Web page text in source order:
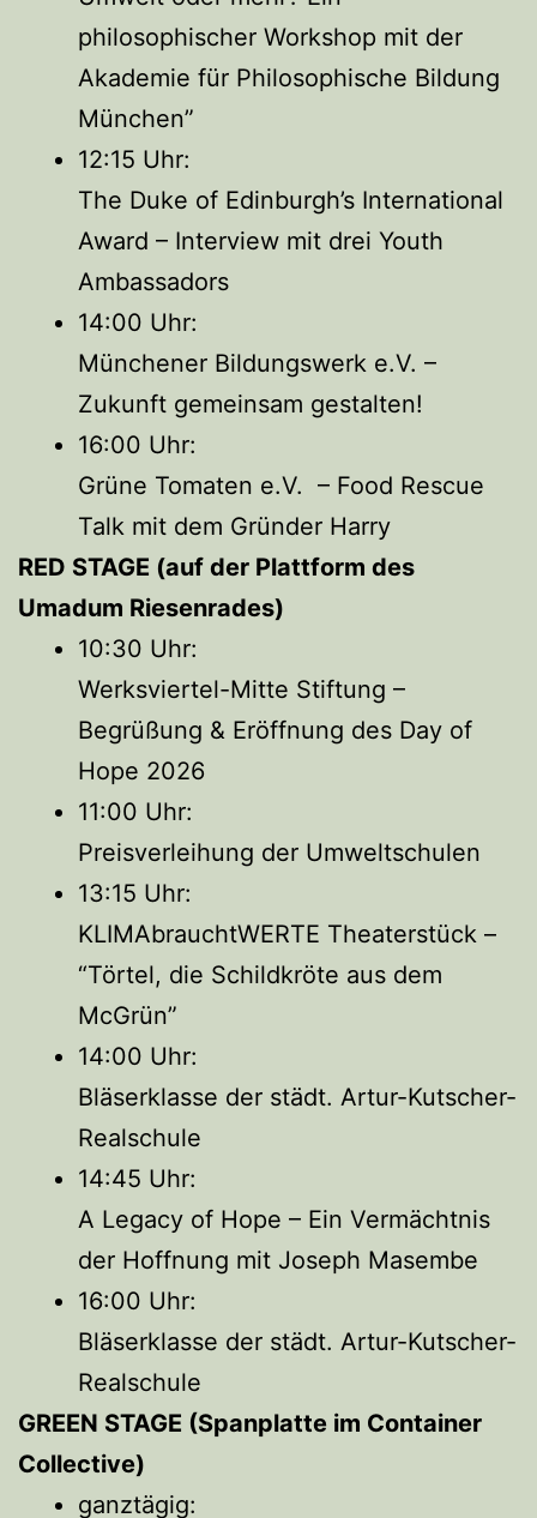
philosophischer Workshop mit der
Akademie für Philosophische Bildung
München”
12:15 Uhr:
The Duke of Edinburgh’s International
Award – Interview mit drei Youth
Ambassadors
14:00 Uhr:
Münchener Bildungswerk e.V. –
Zukunft gemeinsam gestalten!
16:00 Uhr:
Grüne Tomaten e.V. – Food Rescue
Talk mit dem Gründer Harry
RED STAGE (auf der Plattform des
Umadum Riesenrades)
10:30 Uhr:
Werksviertel-Mitte Stiftung –
Begrüßung & Eröffnung des Day of
Hope 2026
11:00 Uhr:
Preisverleihung der Umweltschulen
13:15 Uhr:
KLIMAbrauchtWERTE Theaterstück –
“Törtel, die Schildkröte aus dem
McGrün”
14:00 Uhr:
Bläserklasse der städt. Artur-Kutscher-
Realschule
14:45 Uhr:
A Legacy of Hope – Ein Vermächtnis
der Hoffnung mit Joseph Masembe
16:00 Uhr:
Bläserklasse der städt. Artur-Kutscher-
Realschule
GREEN STAGE (Spanplatte im Container
Collective)
ganztägig: